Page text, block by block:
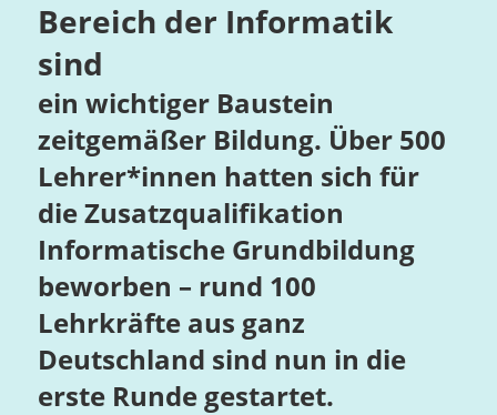
Bereich der Informatik
sind
ein wichtiger Baustein
zeitgemäßer Bildung. Über 500
Lehrer*innen hatten sich für
die Zusatzqualifikation
Informatische Grundbildung
beworben – rund 100
Lehrkräfte aus ganz
Deutschland sind nun in die
erste Runde gestartet.